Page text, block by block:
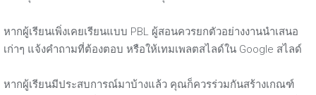
หากผู้เรียนเพิ่งเคยเรียนแบบ PBL ผู้สอนควรยกตัวอย่างงานนำเสนอ
เก่าๆ แจ้งคำถามที่ต้องตอบ หรือให้เทมเพลตสไลด์ใน Google สไลด์
หากผู้เรียนมีประสบการณ์มาบ้างแล้ว คุณก็ควรร่วมกันสร้างเกณฑ์